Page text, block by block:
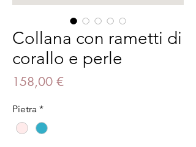
Collana con rametti di
corallo e perle
158,00 €Prezzo
Pietra *